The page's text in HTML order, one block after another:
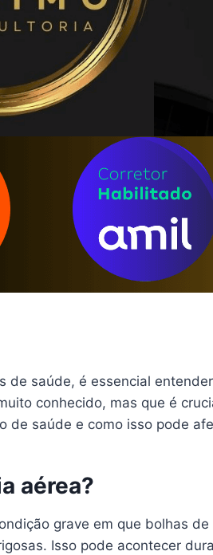
de saúde, é essencial
conhecido, mas que é
de saúde e como isso pode
aérea?
grave em que bolhas
Isso pode acontecer